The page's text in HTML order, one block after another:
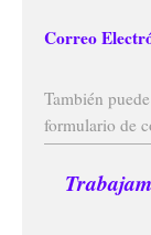
Correo
También
formulario de